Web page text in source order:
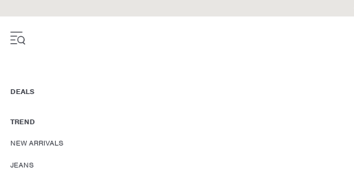
DEALS
TREND
NEW ARRIVALS
JEANS